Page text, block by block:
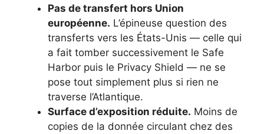
Pas de transfert hors Union
européenne. L’épineuse question des
transferts vers les États-Unis — celle qui
a fait tomber successivement le Safe
Harbor puis le Privacy Shield — ne se
pose tout simplement plus si rien ne
traverse l’Atlantique.
Surface d’exposition réduite. Moins de
copies de la donnée circulant chez des